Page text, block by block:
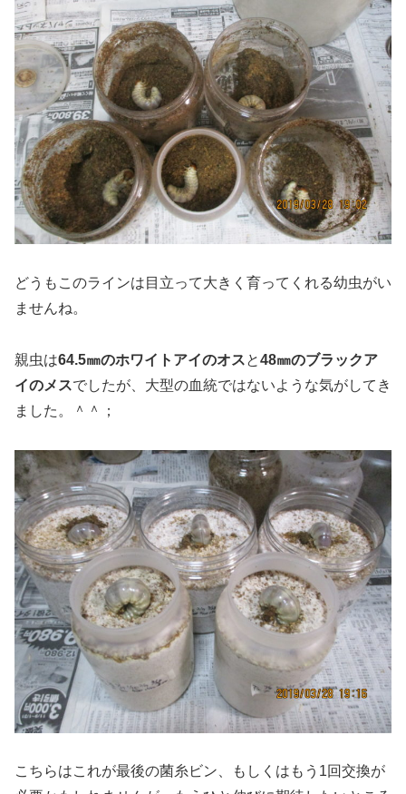
どうもこのラインは目立って大きく育ってくれる幼虫がい
ませんね。
親虫は64.5㎜のホワイトアイのオスと48㎜のブラックア
イのメスでしたが、大型の血統ではないような気がしてき
ました。＾＾；
こちらはこれが最後の菌糸ビン、もしくはもう1回交換が